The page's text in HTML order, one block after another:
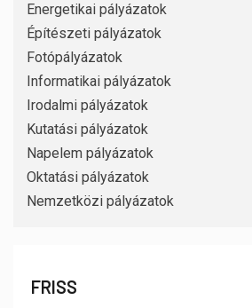
Energetikai pályázatok
Építészeti pályázatok
Fotópályázatok
Informatikai pályázatok
Irodalmi pályázatok
Kutatási pályázatok
Napelem pályázatok
Oktatási pályázatok
Nemzetközi pályázatok
FRISS